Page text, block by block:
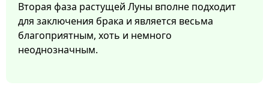
Вторая фаза растущей Луны вполне подходит
для заключения брака и является весьма
благоприятным, хоть и немного
неоднозначным.